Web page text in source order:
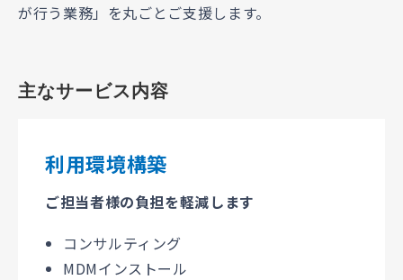
が行う業務」を丸ごとご支援します。
主なサービス内容
利用環境構築
ご担当者様の負担を軽減します
コンサルティング
MDMインストール